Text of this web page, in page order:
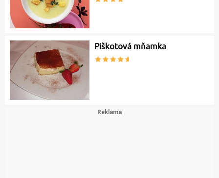
Piškotová mňamka